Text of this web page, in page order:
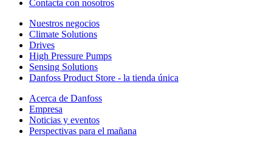
Contacta con nosotros
Nuestros negocios
Climate Solutions
Drives
High Pressure Pumps
Sensing Solutions
Danfoss Product Store - la tienda única
Acerca de Danfoss
Empresa
Noticias y eventos
Perspectivas para el mañana